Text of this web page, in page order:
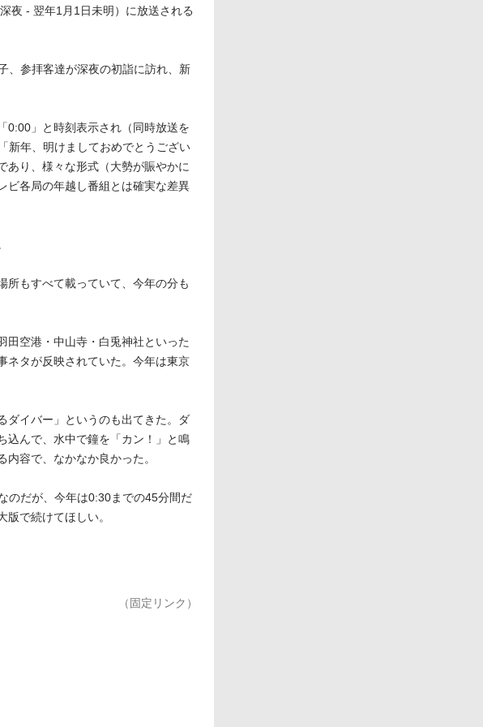
夜 - 翌年1月1日未明）に放送される
、参拝客達が深夜の初詣に訪れ、新
0:00」と時刻表示され（同時放送を
新年、明けましておめでとうござい
あり、様々な形式（大勢が賑やかに
ビ各局の年越し番組とは確実な差異
所もすべて載っていて、今年の分も
田空港・中山寺・白兎神社といった
ネタが反映されていた。今年は東京
ダイバー」というのも出てきた。ダ
込んで、水中で鐘を「カン！」と鳴
容で、なかなか良かった。
のだが、今年は0:30までの45分間だ
で続けてほしい。
（固定リンク）